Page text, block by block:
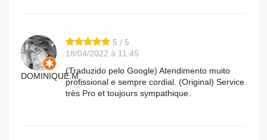
DOMINIQUE.M
5 / 5
18/04/2022 à 11:45
(Traduzido pelo Google) Atendimento muito
profissional e sempre cordial. (Original) Service
très Pro et toujours sympathique.